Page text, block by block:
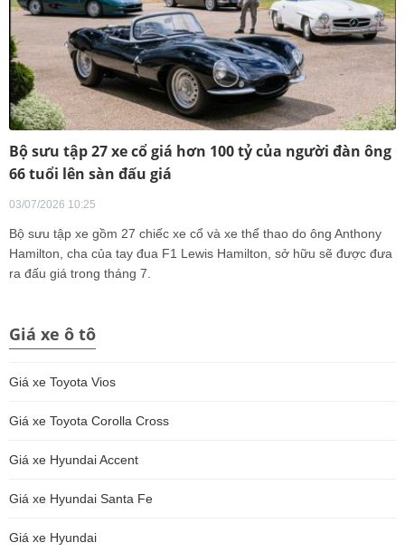
Bộ sưu tập 27 xe cổ giá hơn 100 tỷ của người đàn ông
66 tuổi lên sàn đấu giá
03/07/2026 10:25
Bộ sưu tập xe gồm 27 chiếc xe cổ và xe thể thao do ông Anthony
Hamilton, cha của tay đua F1 Lewis Hamilton, sở hữu sẽ được đưa
ra đấu giá trong tháng 7.
Giá xe ô tô
Giá xe Toyota Vios
Giá xe Toyota Corolla Cross
Giá xe Hyundai Accent
Giá xe Hyundai Santa Fe
Giá xe Hyundai